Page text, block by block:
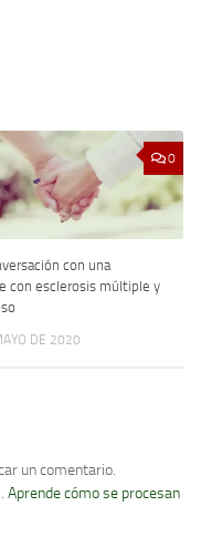
0
con una
con esclerosis múltiple y
DE 2020
un comentario.
Aprende cómo se procesan